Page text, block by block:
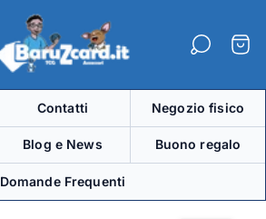
del
negozio"
Contatti Negozio fisico
Blog e News Buono regalo
Domande Frequenti